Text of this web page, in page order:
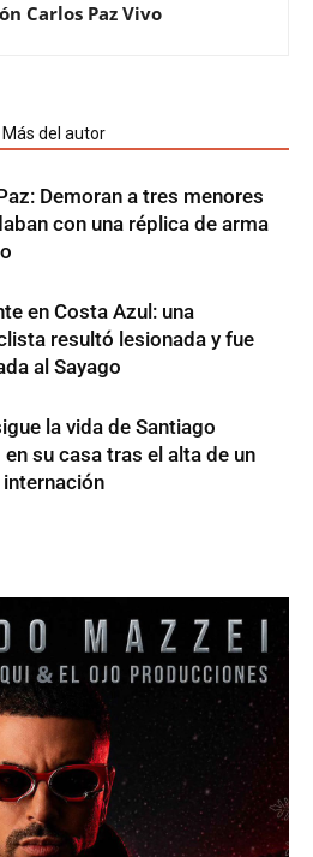
Carlos Paz Vivo
Más del autor
Demoran a tres menores
con una réplica de arma
en Costa Azul: una
resultó lesionada y fue
al Sayago
la vida de Santiago
en su casa tras el alta de un